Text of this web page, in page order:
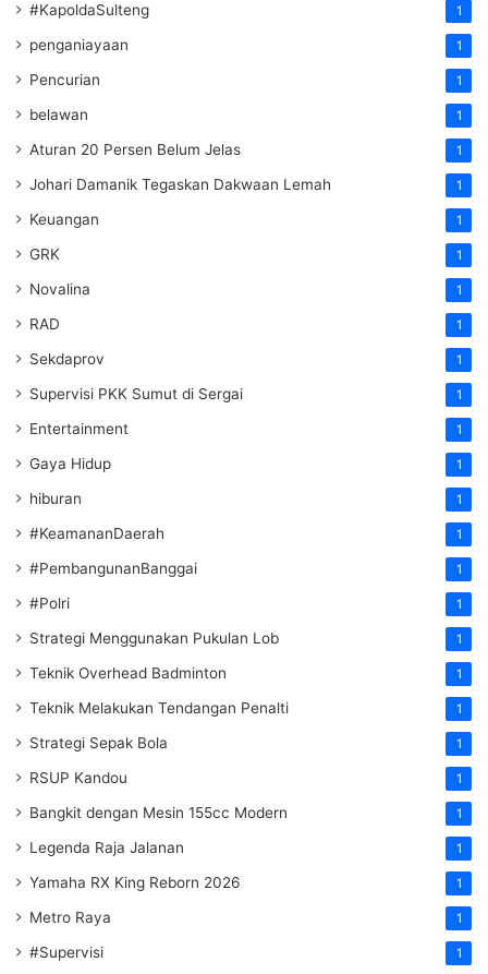
#KapoldaSulteng 1
penganiayaan 1
Pencurian 1
belawan 1
Aturan 20 Persen Belum Jelas 1
Johari Damanik Tegaskan Dakwaan Lemah 1
Keuangan 1
GRK 1
Novalina 1
RAD 1
Sekdaprov 1
Supervisi PKK Sumut di Sergai 1
Entertainment 1
Gaya Hidup 1
hiburan 1
#KeamananDaerah 1
#PembangunanBanggai 1
#Polri 1
Strategi Menggunakan Pukulan Lob 1
Teknik Overhead Badminton 1
Teknik Melakukan Tendangan Penalti 1
Strategi Sepak Bola 1
RSUP Kandou 1
Bangkit dengan Mesin 155cc Modern 1
Legenda Raja Jalanan 1
Yamaha RX King Reborn 2026 1
Metro Raya 1
#Supervisi 1